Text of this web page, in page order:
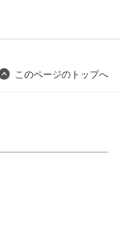
このページのトップへ